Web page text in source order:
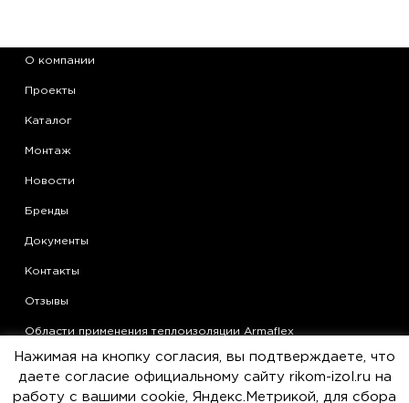
О компании
Проекты
Каталог
Монтаж
Новости
Бренды
Документы
Контакты
Отзывы
Области применения теплоизоляции Armaflex
Статьи
Политика конфиденциальности
Нажимая на кнопку согласия, вы подтверждаете, что
даете согласие официальному сайту rikom-izol.ru на
работу с вашими cookie, Яндекс.Метрикой, для сбора